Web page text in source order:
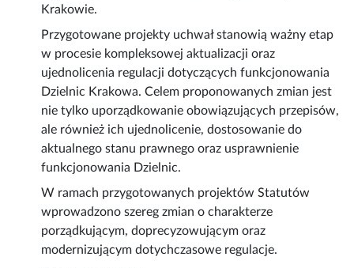
Krakowie.
Przygotowane projekty uchwał stanowią ważny etap
w procesie kompleksowej aktualizacji oraz
ujednolicenia regulacji dotyczących funkcjonowania
Dzielnic Krakowa. Celem proponowanych zmian jest
nie tylko uporządkowanie obowiązujących przepisów,
ale również ich ujednolicenie, dostosowanie do
aktualnego stanu prawnego oraz usprawnienie
funkcjonowania Dzielnic.
W ramach przygotowanych projektów Statutów
wprowadzono szereg zmian o charakterze
porządkującym, doprecyzowującym oraz
modernizującym dotychczasowe regulacje.